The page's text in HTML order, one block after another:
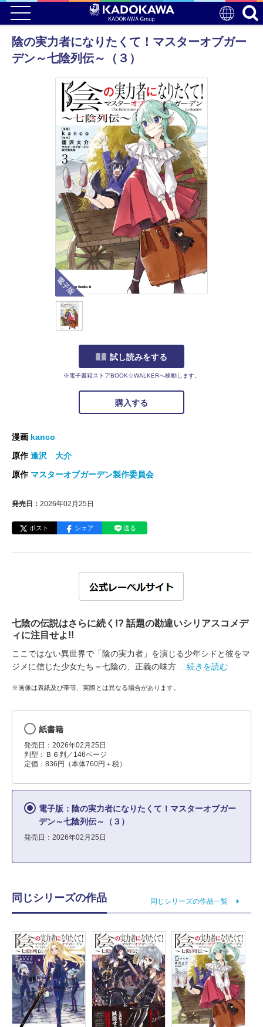
陰の実力者になりたくて！マスターオブガー
デン～七陰列伝～（３）
試し読みをする
※電子書籍ストアBOOK☆WALKERへ移動します。
購入する
漫画 kanco
原作逢沢 大介
原作 マスターオブガーデン製作委員会
発売日： 2026年02月25日
ポスト シェア 送る
七陰の伝説はさらに続く!? 話題の勘違いシリアスコメデ
ィに注目せよ!!
ここではない異世界で「陰の実力者」を演じる少年シドと彼をマ
ジメに信じた少女たち＝七陰の、正義の味方
…続きを読む
※画像は表紙及び帯等、実際とは異なる場合があります。
紙書籍
発売日：2026年02月25日
判型：Ｂ６判／146ページ
定価：836円（本体760円＋税）
電子版：陰の実力者になりたくて！マスターオブガー
デン～七陰列伝～（３）
発売日：2026年02月25日
同じシリーズの作品 同じシリーズの作品一覧